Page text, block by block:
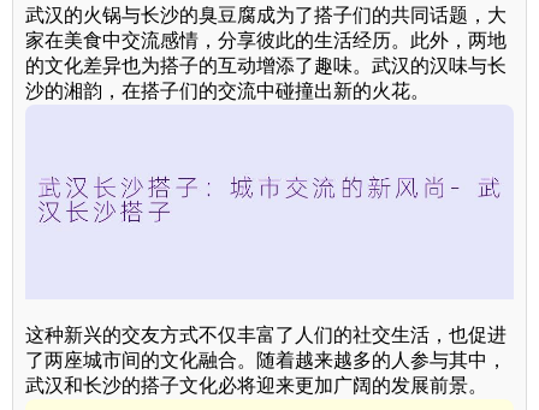
武汉的火锅与长沙的臭豆腐成为了搭子们的共同话题，大
家在美食中交流感情，分享彼此的生活经历。此外，两地
的文化差异也为搭子的互动增添了趣味。武汉的汉味与长
沙的湘韵，在搭子们的交流中碰撞出新的火花。
这种新兴的交友方式不仅丰富了人们的社交生活，也促进
了两座城市间的文化融合。随着越来越多的人参与其中，
武汉和长沙的搭子文化必将迎来更加广阔的发展前景。